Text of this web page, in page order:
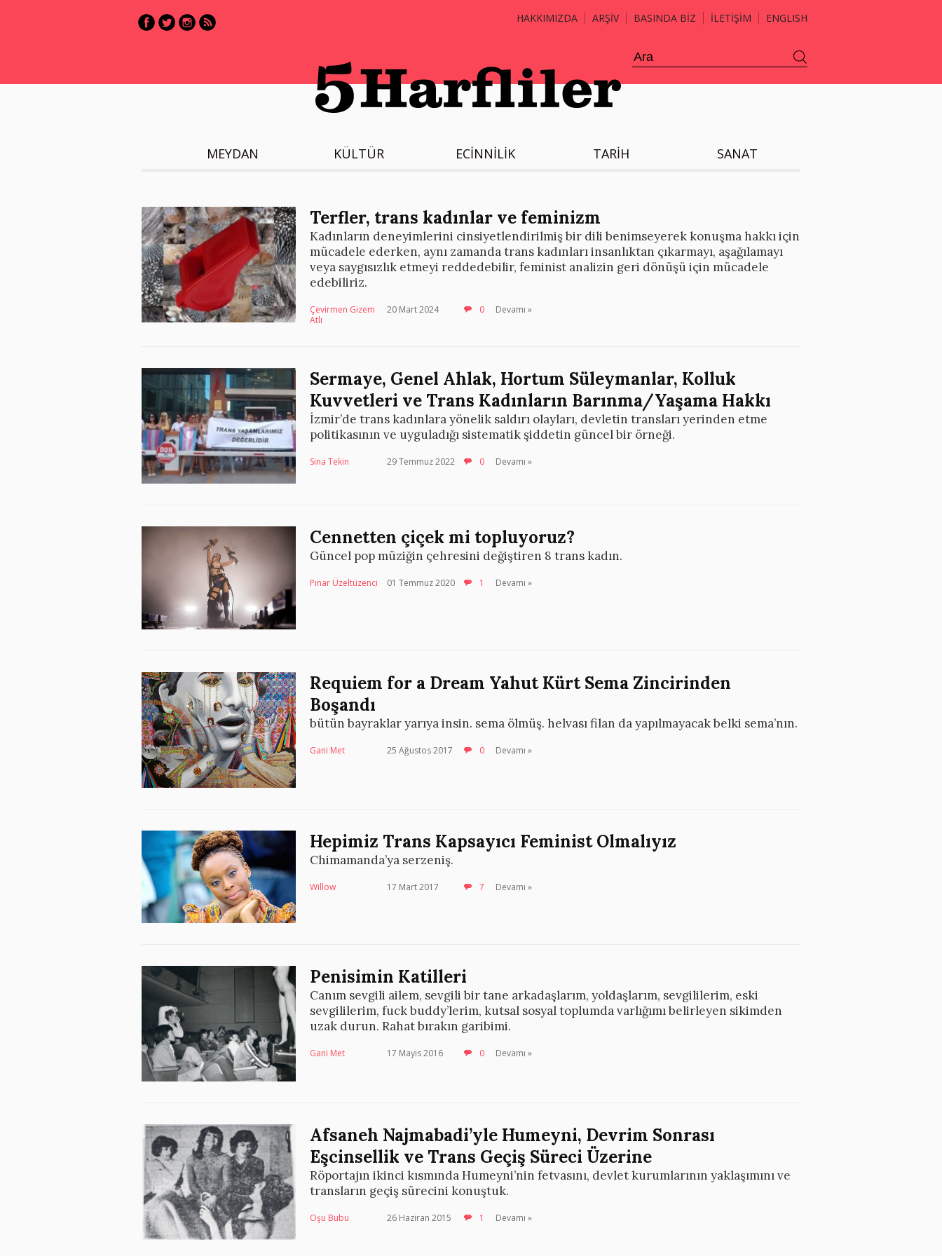
HAKKIMIZDA ARŞİV BASINDA BİZ İLETİŞİM ENGLISH
MEYDAN KÜLTÜR ECİNNİLİK TARİH SANAT
Terfler, trans kadınlar ve feminizm
Kadınların deneyimlerini cinsiyetlendirilmiş bir dili benimseyerek konuşma hakkı için
mücadele ederken, aynı zamanda trans kadınları insanlıktan çıkarmayı, aşağılamayı
veya saygısızlık etmeyi reddedebilir, feminist analizin geri dönüşü için mücadele
edebiliriz.
Çevirmen Gizem
Atlı
20 Mart 2024 0 Devamı »
Sermaye, Genel Ahlak, Hortum Süleymanlar, Kolluk
Kuvvetleri ve Trans Kadınların Barınma/Yaşama Hakkı
İzmir’de trans kadınlara yönelik saldırı olayları, devletin transları yerinden etme
politikasının ve uyguladığı sistematik şiddetin güncel bir örneği.
Sina Tekin 29 Temmuz 2022 0 Devamı »
Cennetten çiçek mi topluyoruz?
Güncel pop müziğin çehresini değiştiren 8 trans kadın.
Pınar Üzeltüzenci 01 Temmuz 2020 1 Devamı »
Requiem for a Dream Yahut Kürt Sema Zincirinden
Boşandı
bütün bayraklar yarıya insin. sema ölmüş. helvası filan da yapılmayacak belki sema’nın.
Gani Met 25 Ağustos 2017 0 Devamı »
Hepimiz Trans Kapsayıcı Feminist Olmalıyız
Chimamanda’ya serzeniş.
Willow 17 Mart 2017 7 Devamı »
Penisimin Katilleri
Canım sevgili ailem, sevgili bir tane arkadaşlarım, yoldaşlarım, sevgililerim, eski
sevgililerim, fuck buddy’lerim, kutsal sosyal toplumda varlığımı belirleyen sikimden
uzak durun. Rahat bırakın garibimi.
Gani Met 17 Mayıs 2016 0 Devamı »
Afsaneh Najmabadi’yle Humeyni, Devrim Sonrası
Eşcinsellik ve Trans Geçiş Süreci Üzerine
Röportajın ikinci kısmında Humeyni’nin fetvasını, devlet kurumlarının yaklaşımını ve
transların geçiş sürecini konuştuk.
Oşu Bubu 26 Haziran 2015 1 Devamı »